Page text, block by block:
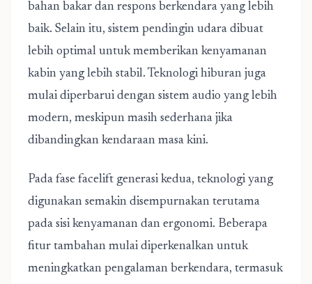
bahan bakar dan respons berkendara yang lebih
baik. Selain itu, sistem pendingin udara dibuat
lebih optimal untuk memberikan kenyamanan
kabin yang lebih stabil. Teknologi hiburan juga
mulai diperbarui dengan sistem audio yang lebih
modern, meskipun masih sederhana jika
dibandingkan kendaraan masa kini.
Pada fase facelift generasi kedua, teknologi yang
digunakan semakin disempurnakan terutama
pada sisi kenyamanan dan ergonomi. Beberapa
fitur tambahan mulai diperkenalkan untuk
meningkatkan pengalaman berkendara, termasuk